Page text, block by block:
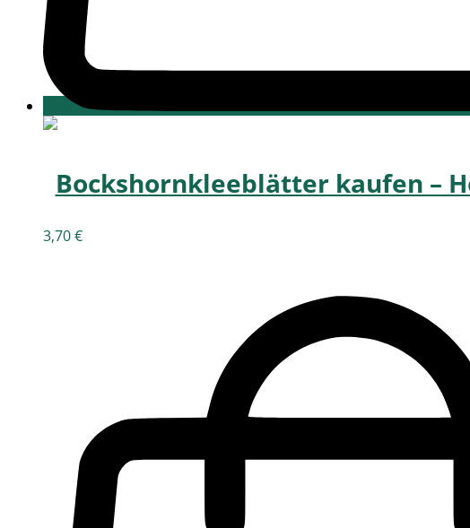
Bockshornkleeblätter kaufen –
3,70€